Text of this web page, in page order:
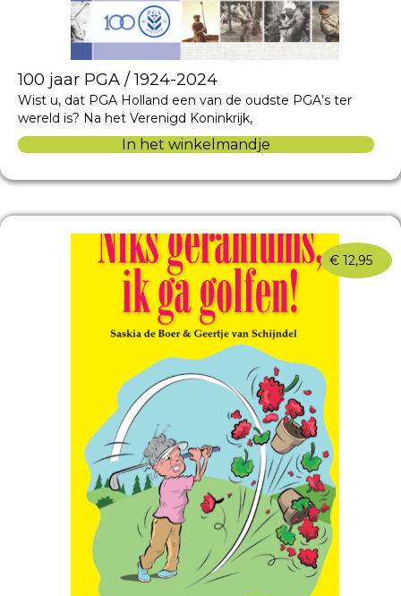
100 jaar PGA / 1924-2024
Wist u, dat PGA Holland een van de oudste PGA’s ter
wereld is? Na het Verenigd Koninkrijk,
In het winkelmandje
€ 12,95